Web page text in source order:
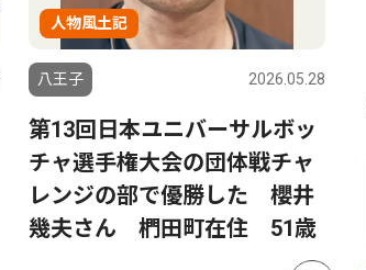
人物風土記
八王子 2026.05.28
第13回日本ユニバーサルボッ
チャ選手権大会の団体戦チャ
レンジの部で優勝した 櫻井
幾夫さん 椚田町在住 51歳